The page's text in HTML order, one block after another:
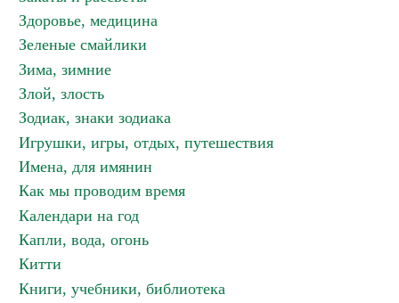
Здоровье, медицина
Зеленые смайлики
Зима, зимние
Злой, злость
Зодиак, знаки зодиака
Игрушки, игры, отдых, путешествия
Имена, для имянин
Как мы проводим время
Календари на год
Капли, вода, огонь
Китти
Книги, учебники, библиотека